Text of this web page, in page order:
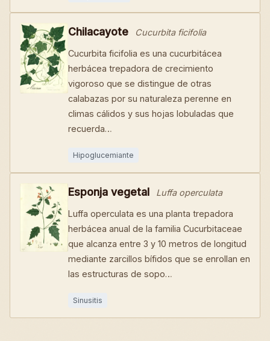
Chilacayote Cucurbita ficifolia
Cucurbita ficifolia es una cucurbitácea
herbácea trepadora de crecimiento
vigoroso que se distingue de otras
calabazas por su naturaleza perenne en
climas cálidos y sus hojas lobuladas que
recuerda…
Hipoglucemiante
Esponja vegetal Luffa operculata
Luffa operculata es una planta trepadora
herbácea anual de la familia Cucurbitaceae
que alcanza entre 3 y 10 metros de longitud
mediante zarcillos bífidos que se enrollan en
las estructuras de sopo…
Sinusitis